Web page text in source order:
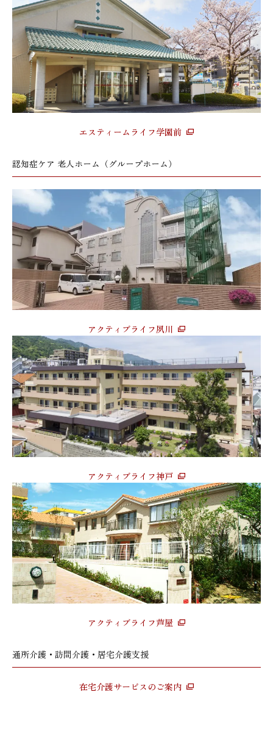
エスティームライフ学園前
認知症ケア 老人ホーム（グループホーム）
アクティブライフ夙川
アクティブライフ神戸
アクティブライフ芦屋
通所介護・訪問介護・居宅介護支援
在宅介護サービスのご案内